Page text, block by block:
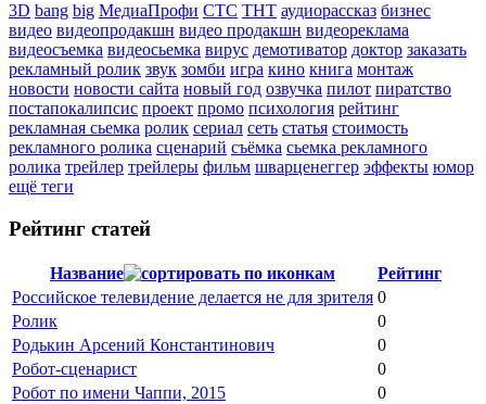
3D bang big МедиаПрофи СТС ТНТ аудиорассказ бизнес
видео видеопродакшн видео продакшн видеореклама
видеосъемка видеосьемка вирус демотиватор доктор заказать
рекламный ролик звук зомби игра кино книга монтаж
новости новости сайта новый год озвучка пилот пиратство
постапокалипсис проект промо психология рейтинг
рекламная сьемка ролик сериал сеть статья стоимость
рекламного ролика сценарий съёмка сьемка рекламного
ролика трейлер трейлеры фильм шварценеггер эффекты юмор
ещё теги
Рейтинг статей
Название
Рейтинг
Российское телевидение делается не для зрителя 0
Ролик
0
Родькин Арсений Константинович
0
Робот-сценарист
0
Робот по имени Чаппи, 2015
0